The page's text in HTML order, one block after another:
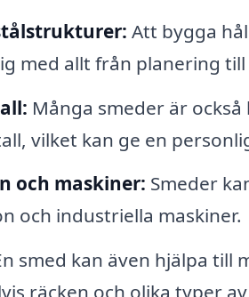
Att bygga
med allt från planering
Många smeder är
vilket kan ge en
och maskiner: Smeder
och industriella maskiner.
smed kan även hjälpa till
räcken och olika typer